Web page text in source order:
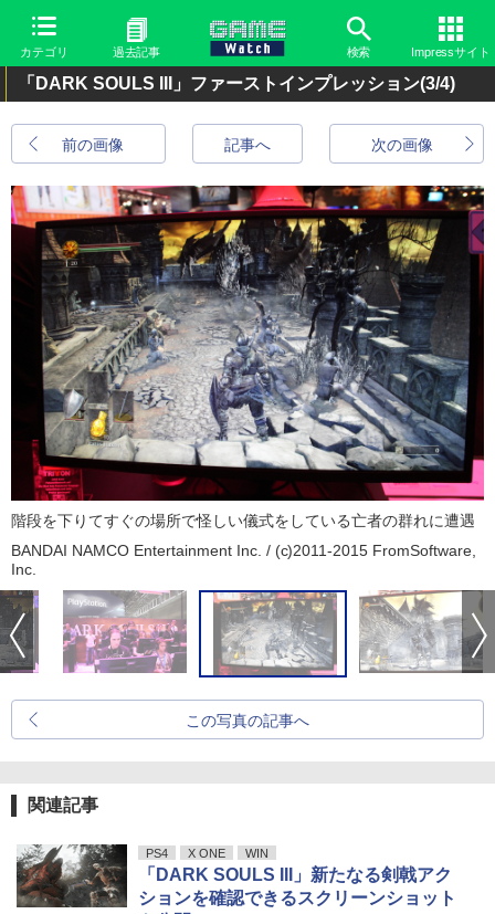
カテゴリ 過去記事 検索 Impressサイト
「DARK SOULS III」ファーストインプレッション(3/4)
前の画像 次の画像
記事へ
階段を下りてすぐの場所で怪しい儀式をしている亡者の群れに遭遇
BANDAI NAMCO Entertainment Inc. / (c)2011-2015 FromSoftware,
Inc.
この写真の記事へ
関連記事
PS4 X ONE WIN
「DARK SOULS III」新たなる剣戟アク
ションを確認できるスクリーンショット